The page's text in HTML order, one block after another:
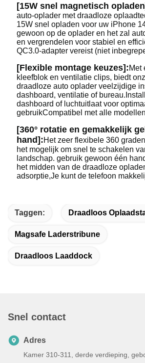
[15W snel magnetisch
auto-oplader met draadloze
15W snel opladen voor uw iPhone
gewoon op de oplader en het zal
en vergrendelen voor stabiel en
QC3.0-adapter vereist (niet
[Flexible montage keuzes]:Met
kleefblok en ventilatie clips, biedt
draadloze auto oplader veelzijdige
dashboard, ventilatie of
dashboard of luchtuitlaat voor
gebruikCompatibel met alle
[360° rotatie en gemakkelijk
hand]:Het zeer flexibele 360
het mogelijk om snel te schakelen
landschap. gebruik gewoon één
het midden van de draadloze
adsorptie,Je kunt de telefoon
Taggen: Draadloos
Magsafe Laderstribune
Draadloos Laaddock
Snel contact
Adres
Kamer 310-311, derde verdieping,